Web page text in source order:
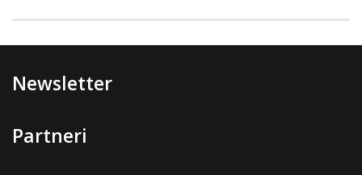
Newsletter
Partneri